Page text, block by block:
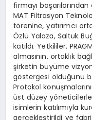
firmayı
MAT Filtrasyon
törenine, yatırımcı
Özlü Yalaza, Saltuk
katıldı. Yetkililer,
almasının, ortaklık
şirketin büyüme
göstergesi olduğunu
Protokol
üst düzey
isimlerin katılımıyla
gerçekleştirildi ve